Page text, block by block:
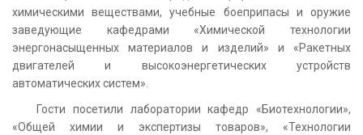
химическими веществами, учебные боеприпасы и оружие
заведующие кафедрами «Химической технологии
энергонасыщенных материалов и изделий» и «Ракетных
двигателей и высокоэнергетических устройств
автоматических систем».
Гости посетили лаборатории кафедр «Биотехнологии»,
«Общей химии и экспертизы товаров», «Технологии